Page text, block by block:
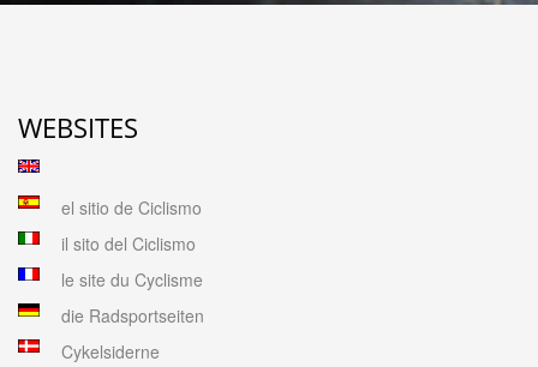
WEBSITES
el sitio de Ciclismo
il sito del Ciclismo
le site du Cyclisme
die Radsportseiten
Cykelsiderne